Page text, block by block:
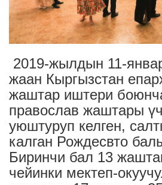
2019-жылдын 11-
жаан Кыргызстан
жаштар иштери
православ жаштары
уюштуруп келген,
калган Рождесвто
Биринчи бал 13
чейинки мектеп-